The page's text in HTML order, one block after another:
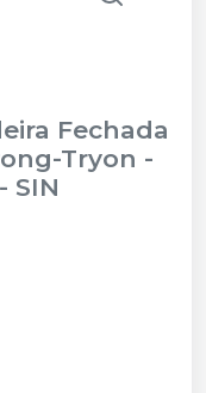
Fechada
Tryon -
- SIN